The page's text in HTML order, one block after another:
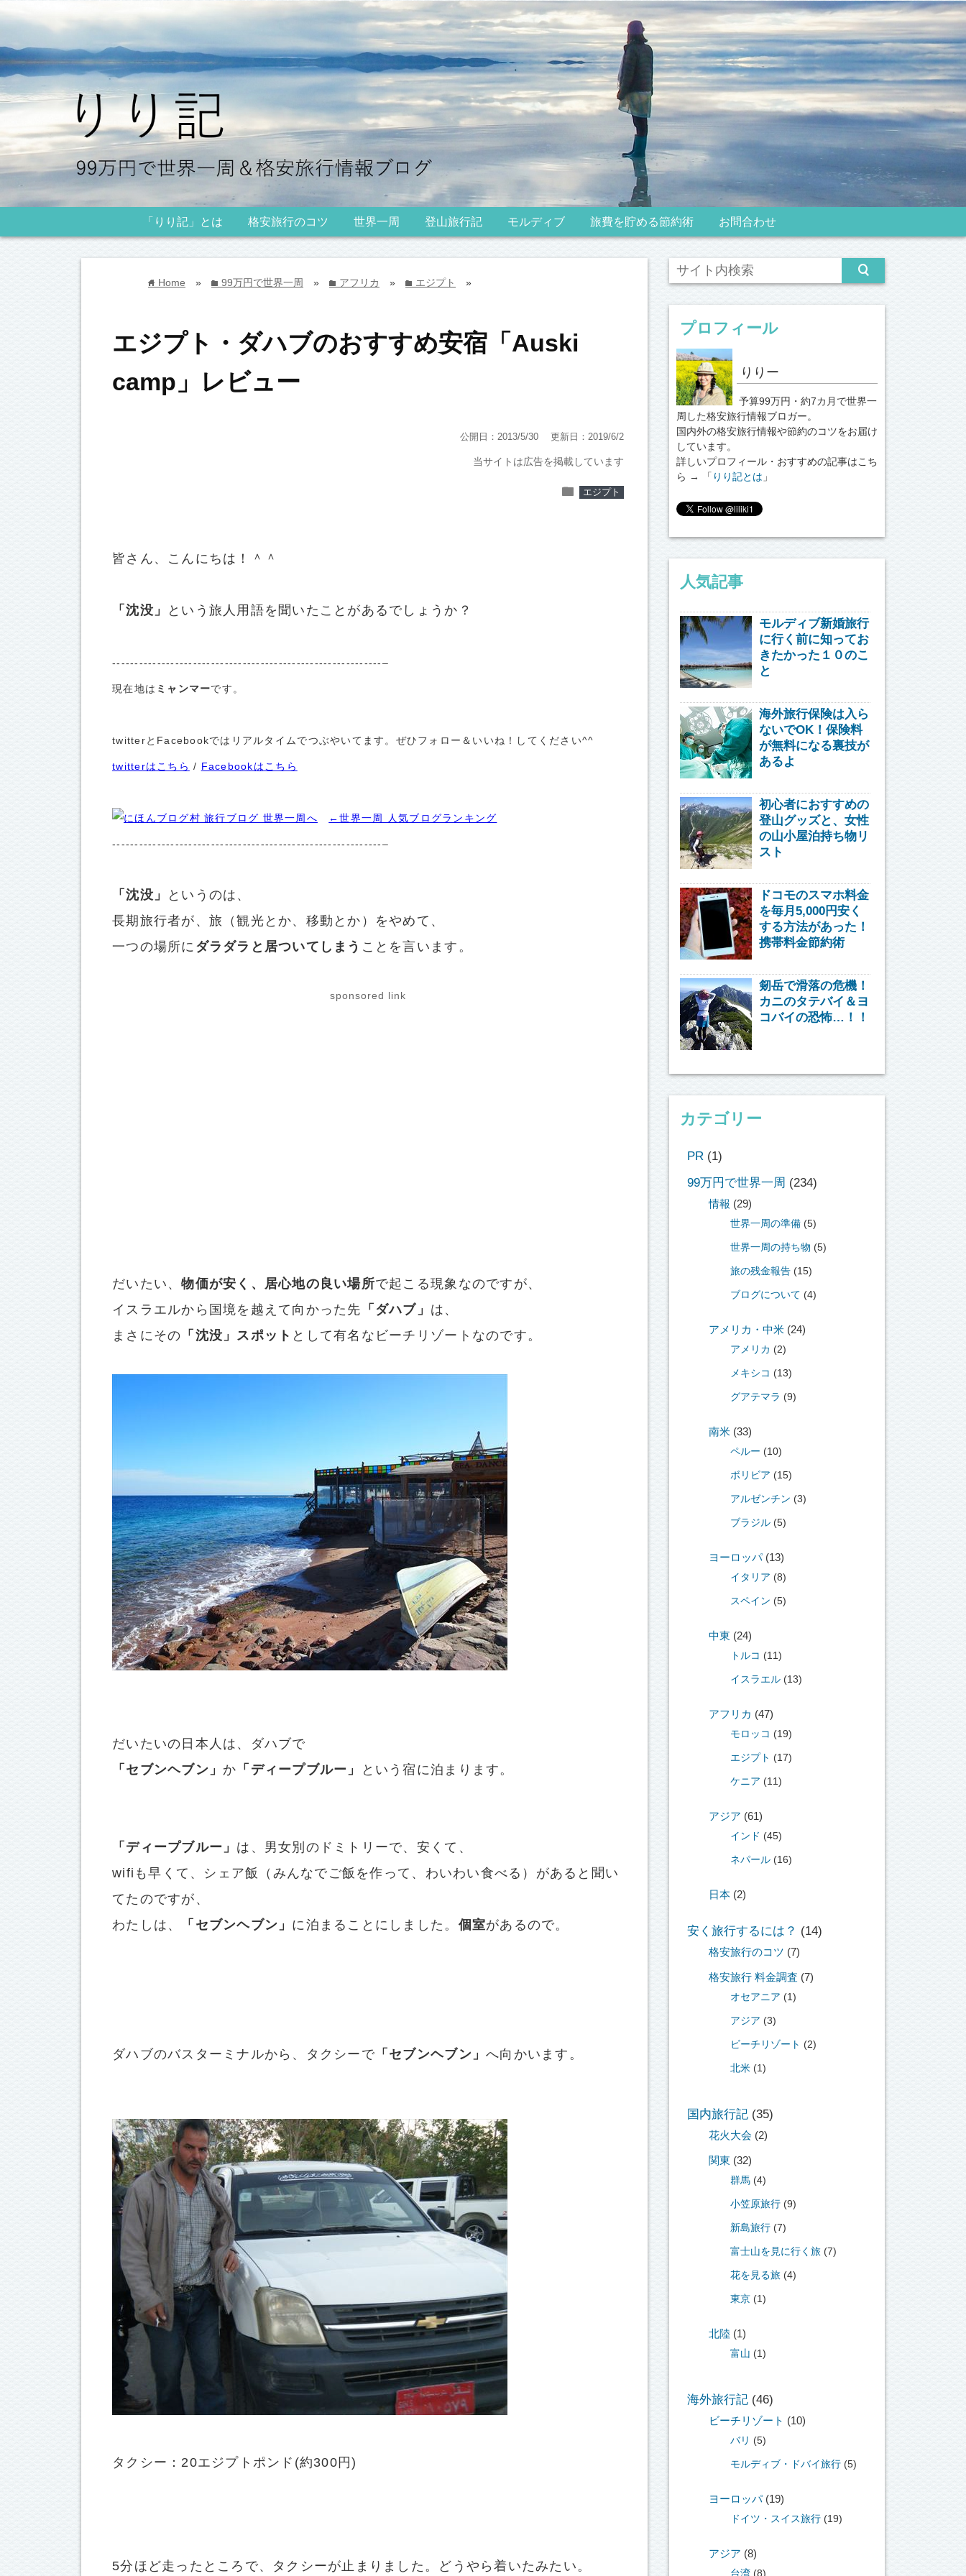
「りり記」とは 格安旅行のコツ 世界一周 登山旅行記 モルディブ 旅費を貯める節約術 お問合わせ
home Home » folder 99万円で世界一周 » folder アフリカ » folder エジプト »
エジプト・ダハブのおすすめ安宿「Auski
camp」レビュー
公開日：2013/5/30 更新日：2019/6/2
当サイトは広告を掲載しています
folder エジプト
皆さん、こんにちは！＾＾
「沈没」 という旅人用語を聞いたことがあるでしょうか？
------------------------------------------------------------–
現在地は ミャンマーです。
twitterとFacebookではリアルタイムでつぶやいてます。ぜひフォロー＆いいね！してください^^
twitterはこちら / Facebookはこちら
←世界一周 人気ブログランキング
------------------------------------------------------------–
「沈没」
というのは、
長期旅行者が、旅（観光とか、移動とか）をやめて、
一つの場所に ダラダラと居ついてしまう ことを言います。
sponsored link
だいたい、物価が安く、居心地の良い場所で起こる現象なのですが、
イスラエルから国境を越えて向かった先 「ダハブ」 は、
まさにその 「沈没」スポット として有名なビーチリゾートなのです。
だいたいの日本人は、ダハブで
「セブンヘブン」 か 「ディープブルー」 という宿に泊まります。
「ディープブルー」 は、男女別のドミトリーで、安くて、
wifiも早くて、シェア飯（みんなでご飯を作って、わいわい食べる）があると聞い
てたのですが、
わたしは、
「セブンヘブン」 に泊まることにしました。 個室があるので。
ダハブのバスターミナルから、タクシーで「セブンヘブン」へ向かいます。
タクシー：20エジプトポンド(約300円)
5分ほど走ったところで、タクシーが止まりました。どうやら着いたみたい。
プロフィール
りりー
予算99万円・約7カ月で世界一
周した格安旅行情報ブロガー。
国内外の格安旅行情報や節約のコツをお届け
しています。
詳しいプロフィール・おすすめの記事はこち
ら → 「 りり記とは 」
人気記事
モルディブ新婚旅行
に行く前に知ってお
きたかった１０のこ
と
海外旅行保険は入ら
ないでOK！保険料
が無料になる裏技が
あるよ
初心者におすすめの
登山グッズと、女性
の山小屋泊持ち物リ
スト
ドコモのスマホ料金
を毎月5,000円安く
する方法があった！
携帯料金節約術
剱岳で滑落の危機！
カニのタテバイ＆ヨ
コバイの恐怖…！！
カテゴリー
PR (1)
99万円で世界一周 (234)
情報 (29)
世界一周の準備 (5)
世界一周の持ち物 (5)
旅の残金報告 (15)
ブログについて (4)
アメリカ・中米 (24)
アメリカ (2)
メキシコ (13)
グアテマラ (9)
南米 (33)
ペルー (10)
ボリビア (15)
アルゼンチン (3)
ブラジル (5)
ヨーロッパ(13)
イタリア (8)
スペイン (5)
中東 (24)
トルコ (11)
イスラエル (13)
アフリカ (47)
モロッコ (19)
エジプト (17)
ケニア (11)
アジア (61)
インド (45)
ネパール (16)
日本 (2)
安く旅行するには？ (14)
格安旅行のコツ (7)
格安旅行 料金調査 (7)
オセアニア (1)
アジア (3)
ビーチリゾート (2)
北米 (1)
国内旅行記 (35)
花火大会 (2)
関東 (32)
群馬 (4)
小笠原旅行 (9)
新島旅行 (7)
富士山を見に行く旅 (7)
花を見る旅 (4)
東京 (1)
北陸 (1)
富山 (1)
海外旅行記 (46)
ビーチリゾート (10)
バリ (5)
モルディブ・ドバイ旅行 (5)
ヨーロッパ(19)
ドイツ・スイス旅行 (19)
アジア (8)
台湾 (8)